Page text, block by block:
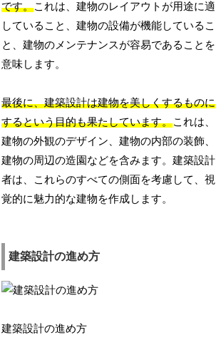
です。これは、建物のレイアウトが用途に適
していること、建物の設備が機能しているこ
と、建物のメンテナンスが容易であることを
意味します。
最後に、建築設計は建物を美しくするものに
するという目的も果たしています。これは、
建物の外観のデザイン、建物の内部の装飾、
建物の周辺の造園などを含みます。建築設計
者は、これらのすべての側面を考慮して、視
覚的に魅力的な建物を作成します。
建築設計の進め方
建築設計の進め方